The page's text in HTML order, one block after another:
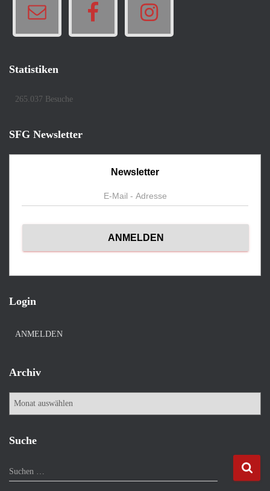
Statistiken
265.037 Besuche
SFG Newsletter
Newsletter
Login
ANMELDEN
Archiv
A
h
Suche
S
u
Suchen …